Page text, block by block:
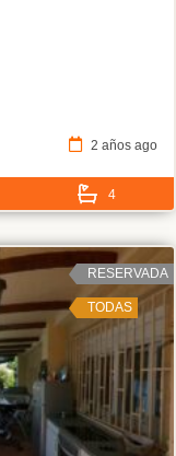
2 años ago
4
RESERVADA
TODAS